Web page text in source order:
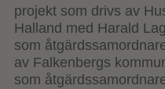
projekt som drivs av
Halland med Harald
som
av Falkenbergs
som